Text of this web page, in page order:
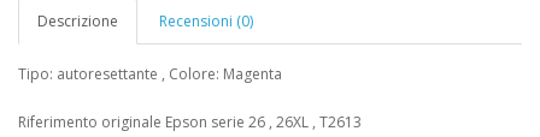
Descrizione Recensioni (0)
Tipo: autoresettante , Colore: Magenta
Riferimento originale Epson serie 26 , 26XL , T2613